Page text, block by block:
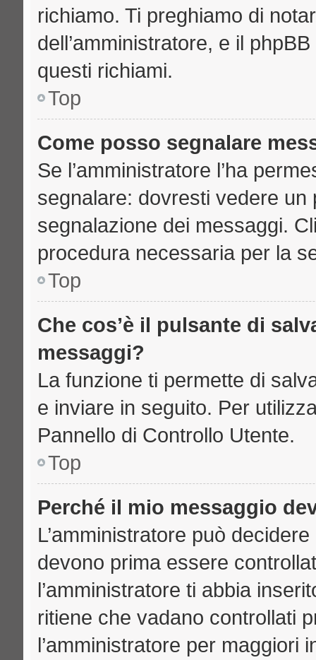
richiamo. Ti preghiamo di
dell’amministratore, e il
questi richiami.
Top
Come posso segnalare
Se l’amministratore l’ha
segnalare: dovresti vedere
segnalazione dei messaggi.
procedura necessaria per la
Top
Che cos’è il pulsante di
messaggi?
La funzione ti permette di
e inviare in seguito. Per
Pannello di Controllo Utente.
Top
Perché il mio messaggio
L’amministratore può
devono prima essere
l’amministratore ti abbia
ritiene che vadano controllati
l’amministratore per maggiori